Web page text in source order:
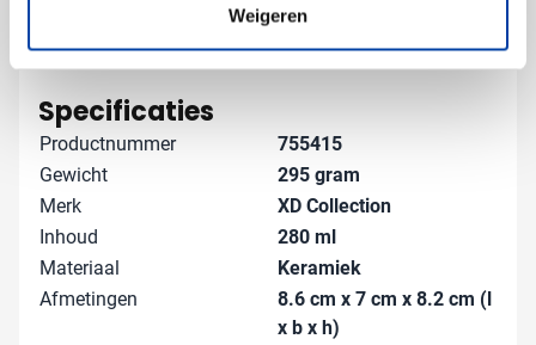
Weigeren
stralen op dit stijlvolle relatiegeschenk. Neem vandaag
nog contact met ons op!
Lees meer
Specificaties
Productnummer
755415
Gewicht
295 gram
Merk
XD Collection
Inhoud
280 ml
Materiaal
Keramiek
Afmetingen
8.6 cm x 7 cm x 8.2 cm (l
x b x h)